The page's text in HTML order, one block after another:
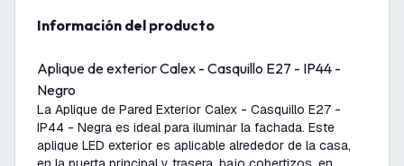
información del producto
Aplique de exterior Calex - Casquillo E27 - IP44 -
Negro
La Aplique de Pared Exterior Calex - Casquillo E27 -
IP44 - Negra es ideal para iluminar la fachada. Este
aplique LED exterior es aplicable alrededor de la casa,